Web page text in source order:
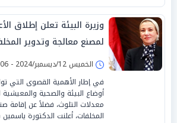
وزيرة البيئة تعلن إطلاق
لمصنع معالجة وتدوير
الخميس 12/ديسمبر/2024 - 12:06 م
في إطار الأهمية القصوى التي
أوضاع البيئة والصحية
معدلات التلوث، فضلاً عن إقامة
المخلفات، أعلنت الدكتورة ياسمين